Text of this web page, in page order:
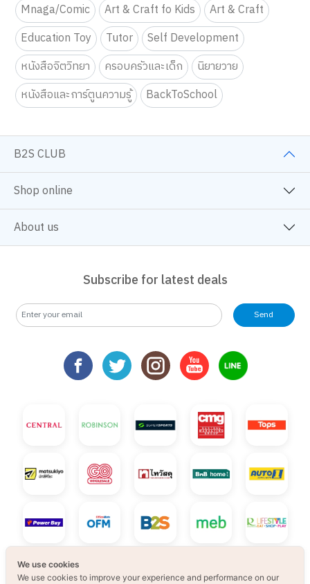
Mnaga/Comic
Art & Craft fo Kids
Art & Craft
Education Toy
Tutor
Self Development
หนังสือจิตวิทยา
ครอบครัวและเด็ก
นิยายวาย
หนังสือและการ์ตูนความรู้
BackToSchool
B2S CLUB
Shop online
About us
Subscribe for latest deals
Send
We use cookies
We use cookies to improve your experience and performance on our